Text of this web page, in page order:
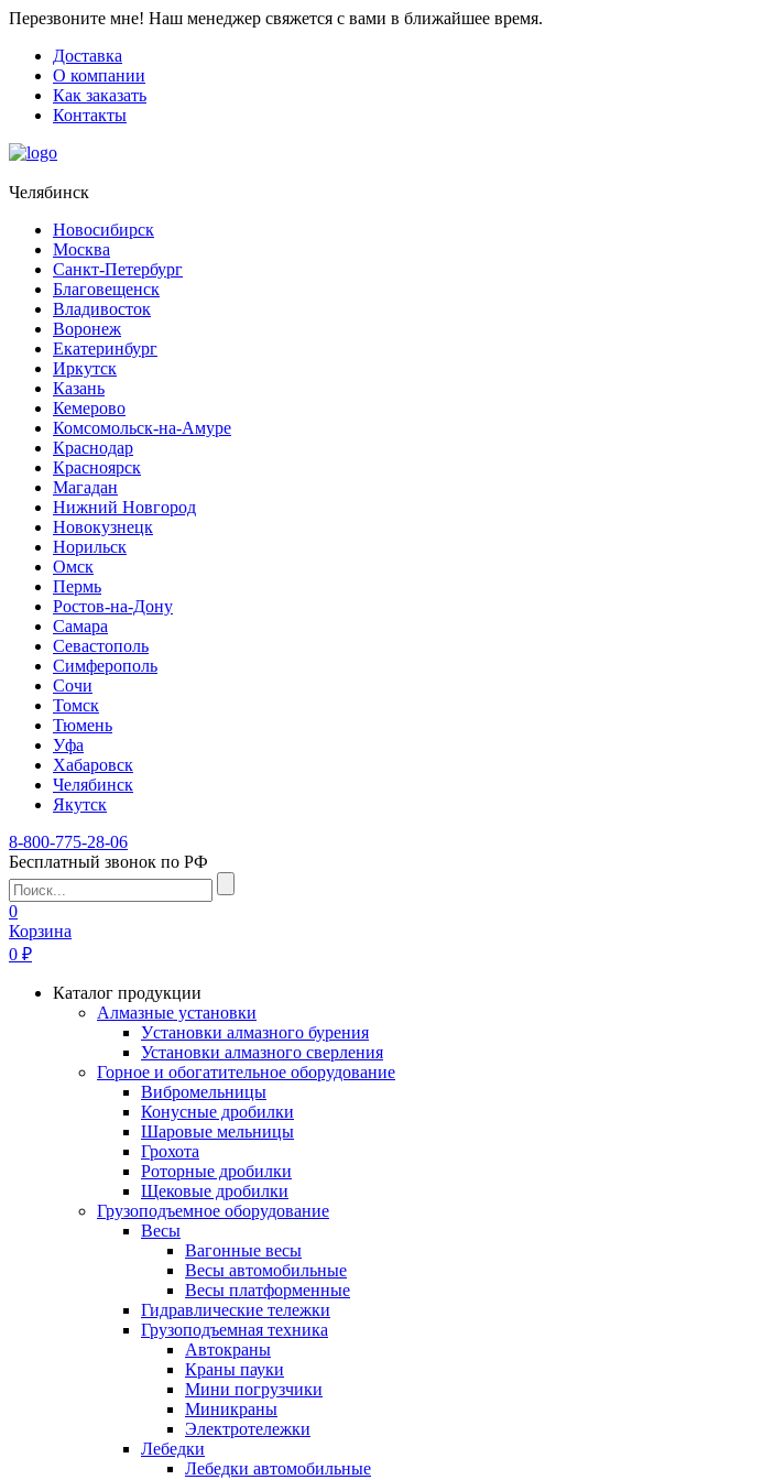
Перезвоните мне! Наш менеджер свяжется с вами в ближайшее время.
Доставка
О компании
Как заказать
Контакты
Челябинск
Новосибирск
Москва
Санкт-Петербург
Благовещенск
Владивосток
Воронеж
Екатеринбург
Иркутск
Казань
Кемерово
Комсомольск-на-Амуре
Краснодар
Красноярск
Магадан
Нижний Новгород
Новокузнецк
Норильск
Омск
Пермь
Ростов-на-Дону
Самара
Севастополь
Симферополь
Сочи
Томск
Тюмень
Уфа
Хабаровск
Челябинск
Якутск
8-800-775-28-06
Бесплатный звонок по РФ
0
Корзина
0 ₽
Каталог продукции
Алмазные установки
Уcтановки алмазного бурения
Установки алмазного сверления
Горное и обогатительное оборудование
Вибромельницы
Конусные дробилки
Шаровые мельницы
Грохота
Роторные дробилки
Щековые дробилки
Грузоподъемное оборудование
Весы
Вагонные весы
Весы автомобильные
Весы платформенные
Гидравлические тележки
Грузоподъемная техника
Автокраны
Краны пауки
Мини погрузчики
Миникраны
Электротележки
Лебедки
Лебедки автомобильные